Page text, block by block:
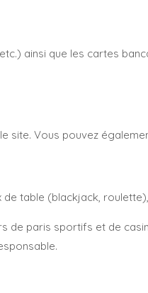
ainsi que les cartes
site. Vous pouvez
table (blackjack,
de paris sportifs et de